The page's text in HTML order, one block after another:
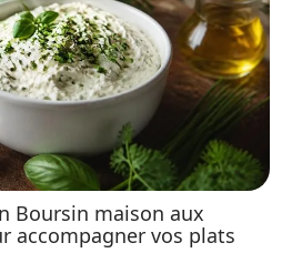
Boursin maison aux
accompagner vos plats